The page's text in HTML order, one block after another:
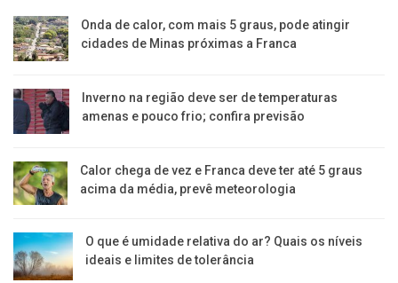
Onda de calor, com mais 5 graus, pode atingir
cidades de Minas próximas a Franca
Inverno na região deve ser de temperaturas
amenas e pouco frio; confira previsão
Calor chega de vez e Franca deve ter até 5 graus
acima da média, prevê meteorologia
O que é umidade relativa do ar? Quais os níveis
ideais e limites de tolerância